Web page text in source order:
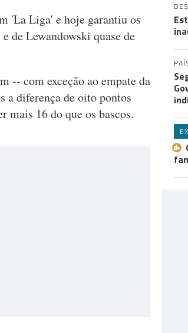
'La Liga' e hoje garantiu os
de Lewandowski quase de
-- com exceção ao empate da
a diferença de oito pontos
mais 16 do que os bascos.